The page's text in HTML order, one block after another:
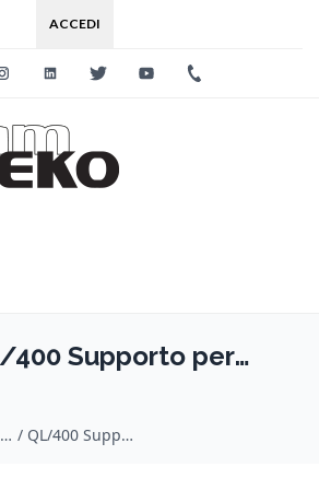
ACCEDI
InstagramLinkedinTwitter Youtube
400 Supporto per
supporti per mixer / Quik Lok / QL/400 Supporto per Mixer